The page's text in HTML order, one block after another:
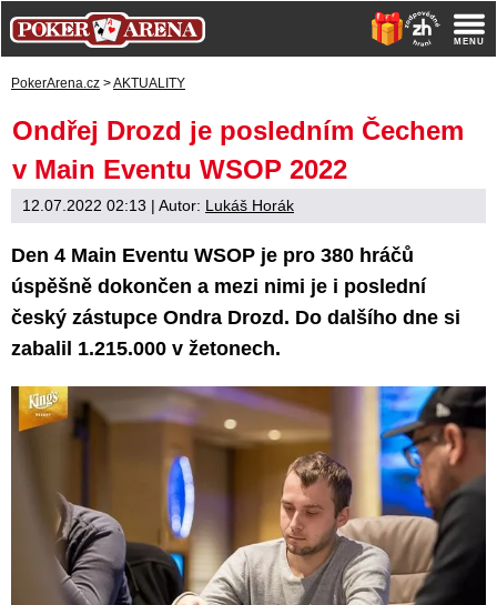
PokerArena.cz >AKTUALITY
Ondřej Drozd je posledním Čechem
v Main Eventu WSOP 2022
12.07.2022 02:13 | Autor: Lukáš Horák
Den 4 Main Eventu WSOP je pro 380 hráčů
úspěšně dokončen a mezi nimi je i poslední
český zástupce Ondra Drozd. Do dalšího dne si
zabalil 1.215.000 v žetonech.